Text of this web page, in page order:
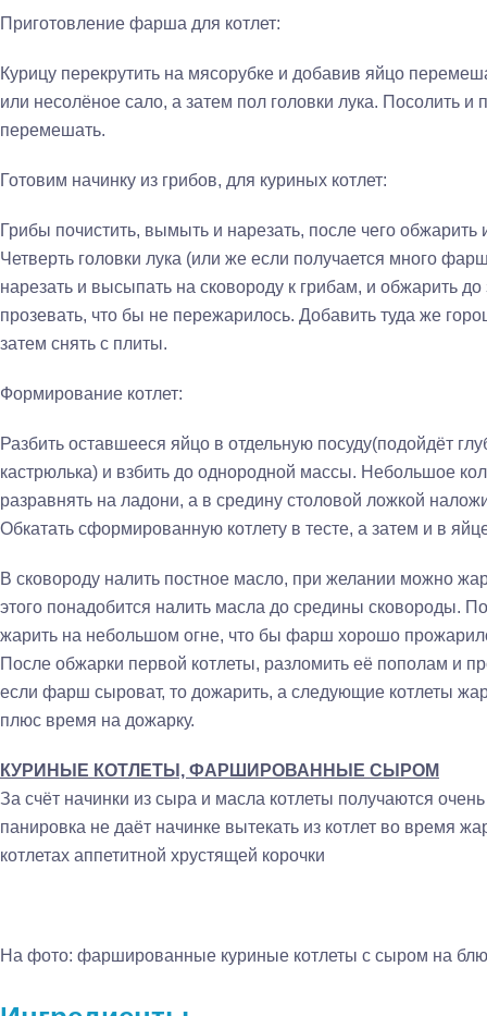
Приготовление фарша для котлет:
Курицу перекрутить на мясорубке и добавив яйцо
или несолёное сало, а затем пол головки лука. Посолить и
перемешать.
Готовим начинку из грибов, для куриных котлет:
Грибы почистить, вымыть и нарезать, после чего
Четверть головки лука (или же если получается много
нарезать и высыпать на сковороду к грибам, и обжарить до
прозевать, что бы не пережарилось. Добавить туда же
затем снять с плиты.
Формирование котлет:
Разбить оставшееся яйцо в отдельную посуду(подойдёт
кастрюлька) и взбить до однородной массы. Небольшое
разравнять на ладони, а в средину столовой ложкой
Обкатать сформированную котлету в тесте, а затем и в
В сковороду налить постное масло, при желании можно
этого понадобится налить масла до средины сковороды.
жарить на небольшом огне, что бы фарш хорошо
После обжарки первой котлеты, разломить её пополам и
если фарш сыроват, то дожарить, а следующие котлеты
плюс время на дожарку.
КУРИНЫЕ КОТЛЕТЫ, ФАРШИРОВАННЫЕ СЫРОМ
За счёт начинки из сыра и масла котлеты получаются
панировка не даёт начинке вытекать из котлет во время
котлетах аппетитной хрустящей корочки
На фото: фаршированные куриные котлеты с сыром на